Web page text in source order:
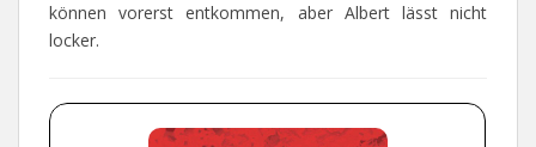
können vorerst entkommen, aber Albert lässt nicht
locker.